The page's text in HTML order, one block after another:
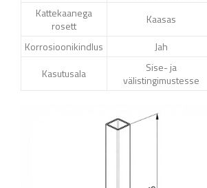
Kattekaanega
rosett
Kaasas
Korrosioonikindlus
Jah
Kasutusala
Sise- ja
välistingimustesse